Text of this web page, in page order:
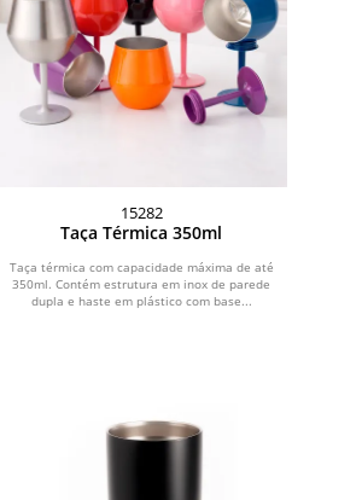
15282
Taça Térmica 350ml
Taça térmica com capacidade máxima de até
350ml. Contém estrutura em inox de parede
dupla e haste em plástico com base...